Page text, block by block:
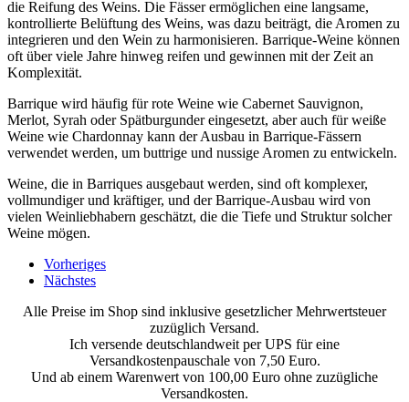
die Reifung des Weins. Die Fässer ermöglichen eine langsame,
kontrollierte Belüftung des Weins, was dazu beiträgt, die Aromen zu
integrieren und den Wein zu harmonisieren. Barrique-Weine können
oft über viele Jahre hinweg reifen und gewinnen mit der Zeit an
Komplexität.
Barrique wird häufig für rote Weine wie Cabernet Sauvignon,
Merlot, Syrah oder Spätburgunder eingesetzt, aber auch für weiße
Weine wie Chardonnay kann der Ausbau in Barrique-Fässern
verwendet werden, um buttrige und nussige Aromen zu entwickeln.
Weine, die in Barriques ausgebaut werden, sind oft komplexer,
vollmundiger und kräftiger, und der Barrique-Ausbau wird von
vielen Weinliebhabern geschätzt, die die Tiefe und Struktur solcher
Weine mögen.
Vorheriges
Nächstes
Alle Preise im Shop sind inklusive gesetzlicher Mehrwertsteuer
zuzüglich Versand.
Ich versende deutschlandweit per UPS für eine
Versandkostenpauschale von 7,50 Euro.
Und ab einem Warenwert von 100,00 Euro ohne zuzügliche
Versandkosten.